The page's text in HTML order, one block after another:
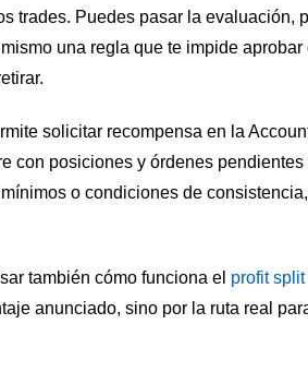
trades. Puedes pasar la evaluación,
una regla que te impide
solicitar recompensa en la
con posiciones y órdenes
o condiciones de
también cómo funciona el profit split
anunciado, sino por la ruta real